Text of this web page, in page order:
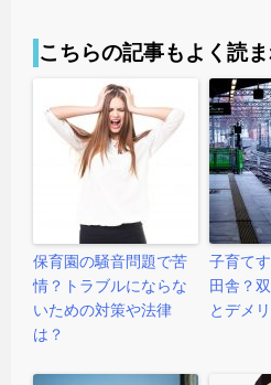
こちらの記事もよく読
保育園の騒音問題で苦
情？トラブルにならな
いための対策や法律
は？
子育て
田舎？
とデメリ